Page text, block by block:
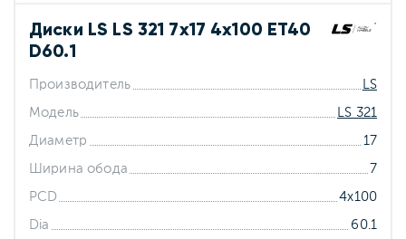
Диски LS LS 321 7x17 4x100 ET40
D60.1
Производитель LS
Модель LS 321
Диаметр 17
Ширина обода 7
PCD 4x100
Dia 60.1